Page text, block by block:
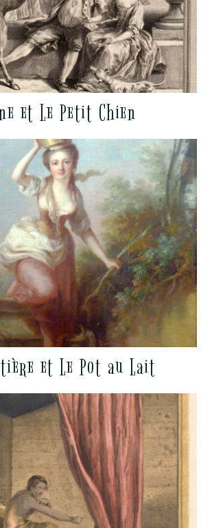
et Le Petit Chien
et Le Pot au Lait